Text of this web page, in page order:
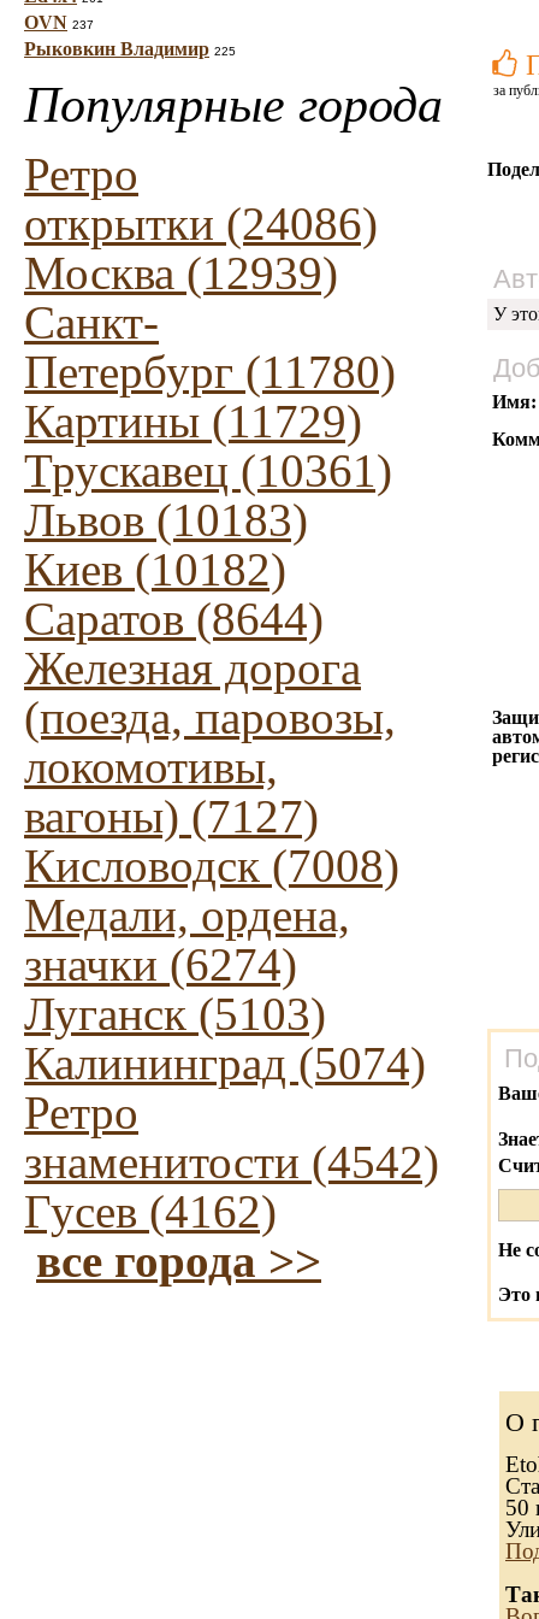
OVN 237
Рыковкин Владимир 225
Популярные города
Ретро
открытки (24086)
Москва (12939)
Санкт-
Петербург (11780)
Картины (11729)
Трускавец (10361)
Львов (10183)
Киев (10182)
Саратов (8644)
Железная дорога
(поезда, паровозы,
локомотивы,
вагоны) (7127)
Кисловодск (7008)
Медали, ордена,
значки (6274)
Луганск (5103)
Калининград (5074)
Ретро
знаменитости (4542)
Гусев (4162)
все города >>
за
У
Имя:
Не
Это
О
Eto
50